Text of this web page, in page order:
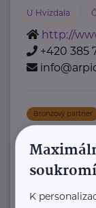
U Hvízdala
http://
+420 385
Bronzový partner
třída Kpt. Jaroše
Hlavním
propagace
K